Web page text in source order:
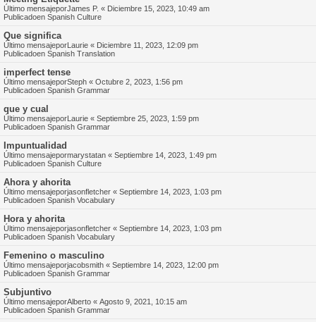
Último mensajeporJames P. « Diciembre 15, 2023, 10:49 am
Publicadoen Spanish Culture
Que significa
Último mensajeporLaurie « Diciembre 11, 2023, 12:09 pm
Publicadoen Spanish Translation
imperfect tense
Último mensajeporSteph « Octubre 2, 2023, 1:56 pm
Publicadoen Spanish Grammar
que y cual
Último mensajeporLaurie « Septiembre 25, 2023, 1:59 pm
Publicadoen Spanish Grammar
Impuntualidad
Último mensajepormarystatan « Septiembre 14, 2023, 1:49 pm
Publicadoen Spanish Culture
Ahora y ahorita
Último mensajeporjasonfletcher « Septiembre 14, 2023, 1:03 pm
Publicadoen Spanish Vocabulary
Hora y ahorita
Último mensajeporjasonfletcher « Septiembre 14, 2023, 1:03 pm
Publicadoen Spanish Vocabulary
Femenino o masculino
Último mensajeporjacobsmith « Septiembre 14, 2023, 12:00 pm
Publicadoen Spanish Grammar
Subjuntivo
Último mensajeporAlberto « Agosto 9, 2021, 10:15 am
Publicadoen Spanish Grammar